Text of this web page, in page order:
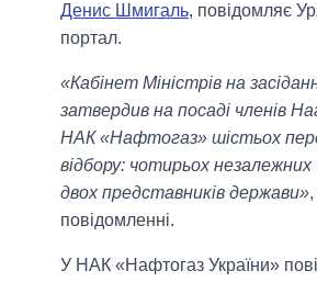
Денис Шмигаль, повідомляє
портал.
«Кабінет Міністрів на
затвердив на посаді членів
НАК «Нафтогаз» шістьох
відбору: чотирьох незалежних
двох представників держави»
повідомленні.
У НАК «Нафтогаз України»